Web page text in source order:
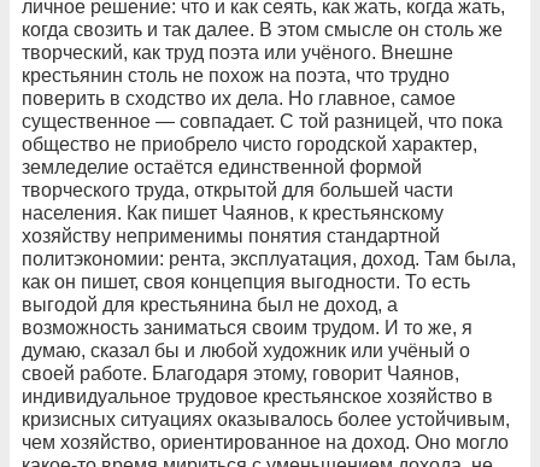
личное решение: что и как сеять, как жать, когда жать,
когда свозить и так далее. В этом смысле он столь же
творческий, как труд поэта или учёного. Внешне
крестьянин столь не похож на поэта, что трудно
поверить в сходство их дела. Но главное, самое
существенное — совпадает. С той разницей, что пока
общество не приобрело чисто городской характер,
земледелие остаётся единственной формой
творческого труда, открытой для большей части
населения. Как пишет Чаянов, к крестьянскому
хозяйству неприменимы понятия стандартной
политэкономии: рента, эксплуатация, доход. Там была,
как он пишет, своя концепция выгодности. То есть
выгодой для крестьянина был не доход, а
возможность заниматься своим трудом. И то же, я
думаю, сказал бы и любой художник или учёный о
своей работе. Благодаря этому, говорит Чаянов,
индивидуальное трудовое крестьянское хозяйство в
кризисных ситуациях оказывалось более устойчивым,
чем хозяйство, ориентированное на доход. Оно могло